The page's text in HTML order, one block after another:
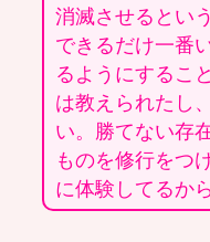
消滅させるとい
できるだけ一番
るようにするこ
は教えられたし
い。勝てない存
ものを修行をつ
に体験してるか